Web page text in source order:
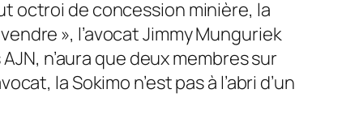
octroi de concession minière, la
», l’avocat Jimmy Munguriek
n’aura que deux membres sur
la Sokimo n’est pas à l’abri d’un